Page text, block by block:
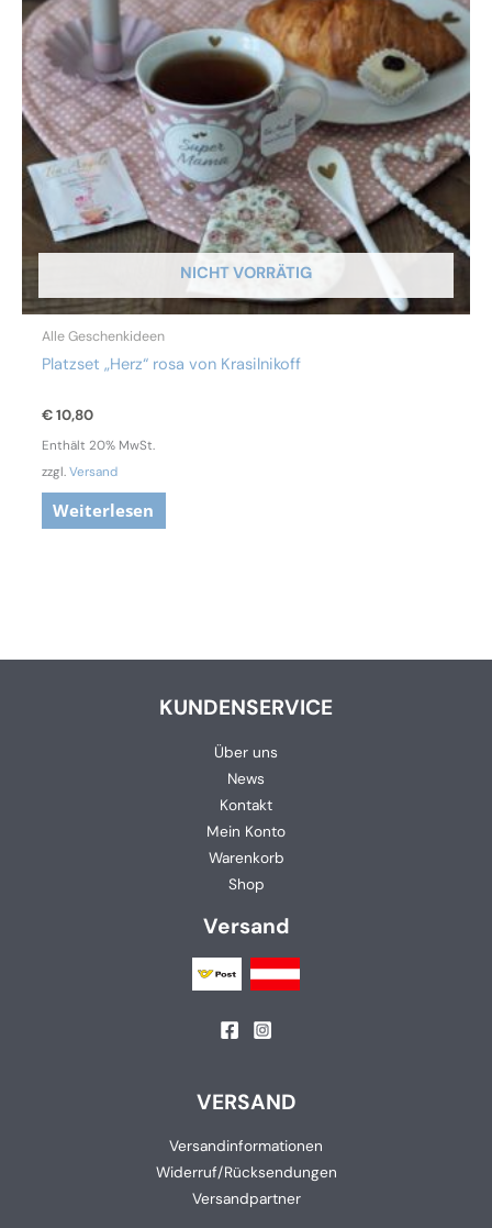
NICHT VORRÄTIG
Alle Geschenkideen
Platzset „Herz“ rosa von Krasilnikoff
€10,80
Enthält 20% MwSt.
zzgl.Versand
Weiterlesen
KUNDENSERVICE
Über uns
News
Kontakt
Mein Konto
Warenkorb
Shop
Versand
VERSAND
Versandinformationen
Widerruf/Rücksendungen
Versandpartner